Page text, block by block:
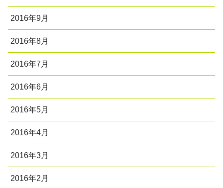
2016年9月
2016年8月
2016年7月
2016年6月
2016年5月
2016年4月
2016年3月
2016年2月